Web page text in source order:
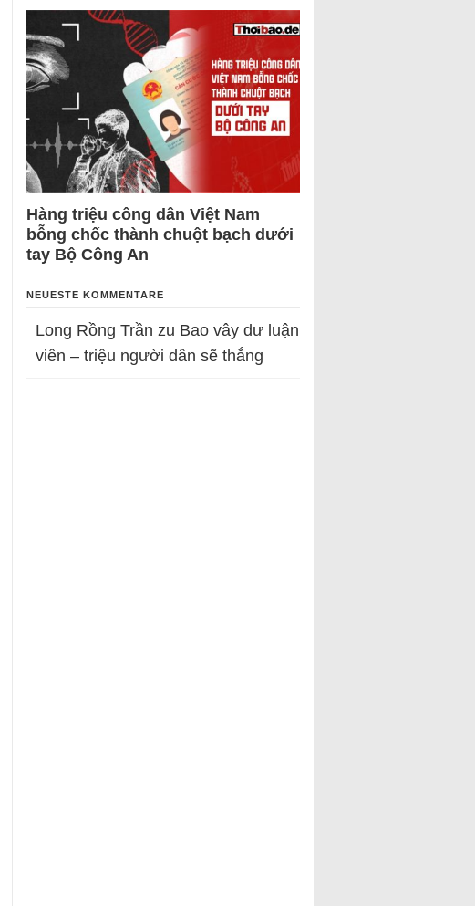
Hàng triệu công dân Việt Nam
bỗng chốc thành chuột bạch dưới
tay Bộ Công An
NEUESTE KOMMENTARE
Long Rồng Trần zu Bao vây dư luận
viên – triệu người dân sẽ thắng